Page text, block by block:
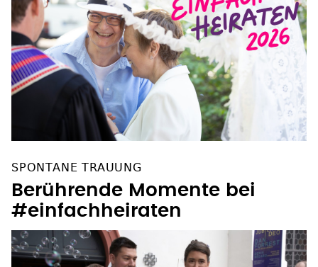
SPONTANE TRAUUNG
Berührende Momente bei
#einfachheiraten